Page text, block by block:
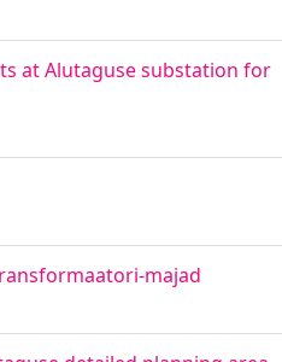
at Alutaguse substation for
majad